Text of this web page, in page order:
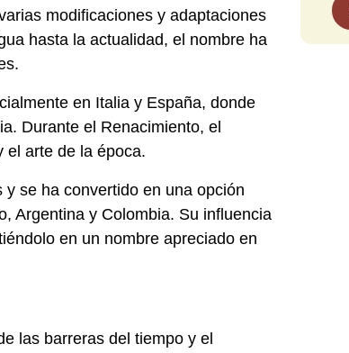
modificaciones y adaptaciones
hasta la actualidad, el nombre ha
en Italia y España, donde
Durante el Renacimiento, el
el arte de la época.
se ha convertido en una opción
Argentina y Colombia. Su influencia
en un nombre apreciado en
las barreras del tiempo y el